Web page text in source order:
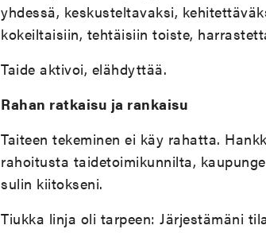
yhdessä, keskusteltavaksi,
kokeiltaisiin, tehtäisiin toiste,
Taide aktivoi, elähdyttää.
Rahan ratkaisu ja rankaisu
Taiteen tekeminen ei käy rahatta.
rahoitusta taidetoimikunnilta,
sulin kiitokseni.
Tiukka linja oli tarpeen: Järjestämäni